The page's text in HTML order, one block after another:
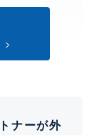
ム、 ゲストル
ュサービス、
付きインター
ナーが外